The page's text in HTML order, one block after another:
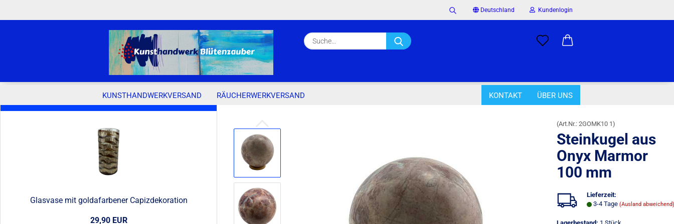
Deutschland
Lieferland
Kundenlogin
Passwort vergessen?
Suche...
KUNSTHANDWERKVERSAND RÄUCHERWERKVERSAND KONTAKT ÜBER UNS
Startseite » Kunsthandwerkversand Kunsthandwerk aus Asien » Pakistan
(Art.Nr.: 2GOMK10 1)
Steinkugel aus
Onyx Marmor
100 mm
Lieferzeit:
3-4 Tage (Ausland abweichend)
Glasvase mit goldafarbener Capizdekoration
29,90 EUR